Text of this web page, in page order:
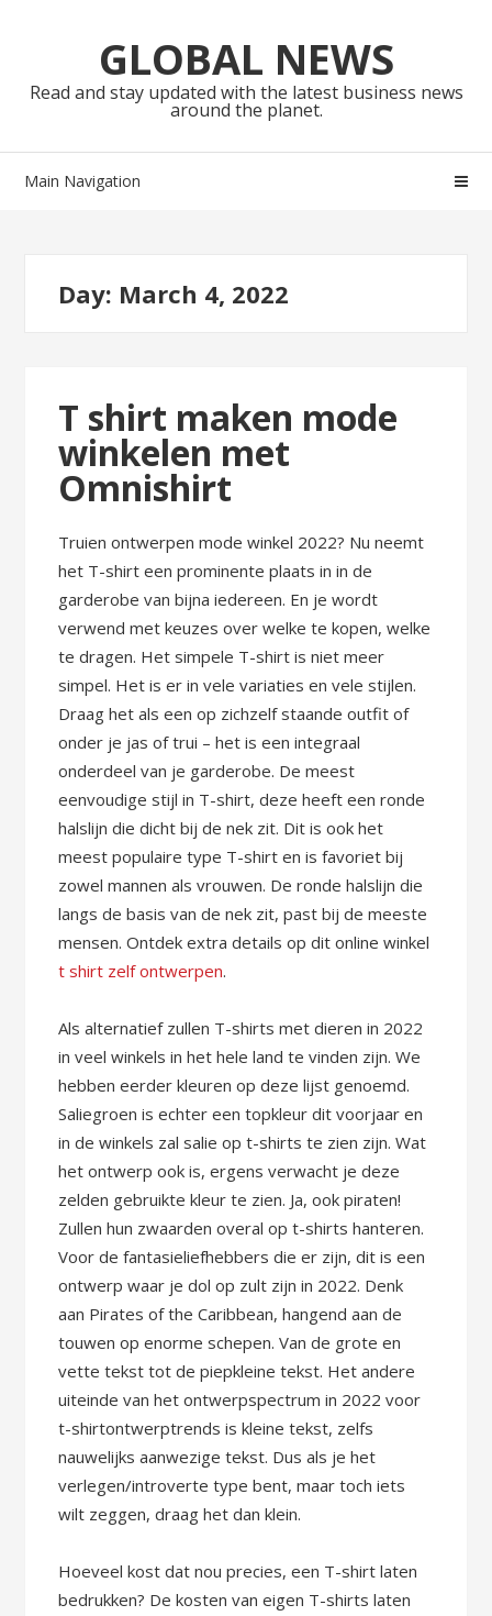
navigationGLOBAL NEWS
Read and stay updated with the latest business news
around the planet.
Main Navigation
Day: March 4, 2022
T shirt maken mode
winkelen met
Omnishirt
Truien ontwerpen mode winkel 2022? Nu neemt
het T-shirt een prominente plaats in in de
garderobe van bijna iedereen. En je wordt
verwend met keuzes over welke te kopen, welke
te dragen. Het simpele T-shirt is niet meer
simpel. Het is er in vele variaties en vele stijlen.
Draag het als een op zichzelf staande outfit of
onder je jas of trui – het is een integraal
onderdeel van je garderobe. De meest
eenvoudige stijl in T-shirt, deze heeft een ronde
halslijn die dicht bij de nek zit. Dit is ook het
meest populaire type T-shirt en is favoriet bij
zowel mannen als vrouwen. De ronde halslijn die
langs de basis van de nek zit, past bij de meeste
mensen. Ontdek extra details op dit online winkel
t shirt zelf ontwerpen.
Als alternatief zullen T-shirts met dieren in 2022
in veel winkels in het hele land te vinden zijn. We
hebben eerder kleuren op deze lijst genoemd.
Saliegroen is echter een topkleur dit voorjaar en
in de winkels zal salie op t-shirts te zien zijn. Wat
het ontwerp ook is, ergens verwacht je deze
zelden gebruikte kleur te zien. Ja, ook piraten!
Zullen hun zwaarden overal op t-shirts hanteren.
Voor de fantasieliefhebbers die er zijn, dit is een
ontwerp waar je dol op zult zijn in 2022. Denk
aan Pirates of the Caribbean, hangend aan de
touwen op enorme schepen. Van de grote en
vette tekst tot de piepkleine tekst. Het andere
uiteinde van het ontwerpspectrum in 2022 voor
t-shirtontwerptrends is kleine tekst, zelfs
nauwelijks aanwezige tekst. Dus als je het
verlegen/introverte type bent, maar toch iets
wilt zeggen, draag het dan klein.
Hoeveel kost dat nou precies, een T-shirt laten
bedrukken? De kosten van eigen T-shirts laten